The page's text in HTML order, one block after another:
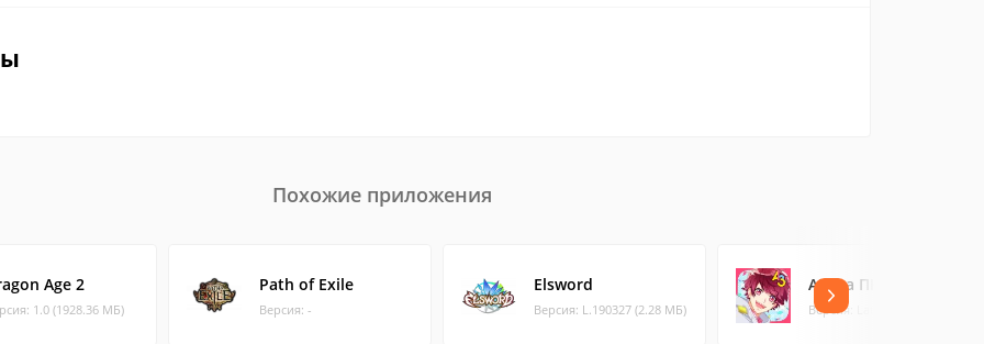
Похожие приложения
Age 2
1.0 (1928.36 МБ)
Path of Exile
Версия: -
Elsword
Версия: L.190327 (2.28 МБ)
A3! на ПК
Версия: Latest